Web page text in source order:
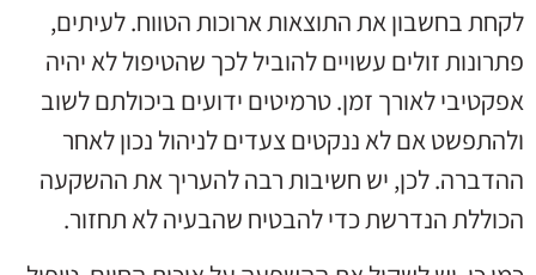
לקחת בחשבון את התוצאות ארוכות הטווח. לעיתים,
פתרונות זולים עשויים להוביל לכך שהטיפול לא יהיה
אפקטיבי לאורך זמן. טרמיטים ידועים ביכולתם לשוב
ולהתפשט אם לא ננקטים צעדים לניהול נכון לאחר
ההדברה. לכן, יש חשיבות רבה להעריך את ההשקעה
הכוללת הנדרשת כדי להבטיח שהבעיה לא תחזור.